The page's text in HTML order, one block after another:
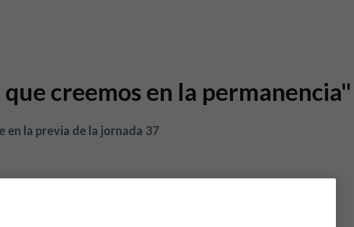
creemos en la permanencia"
en la previa de la jornada 37